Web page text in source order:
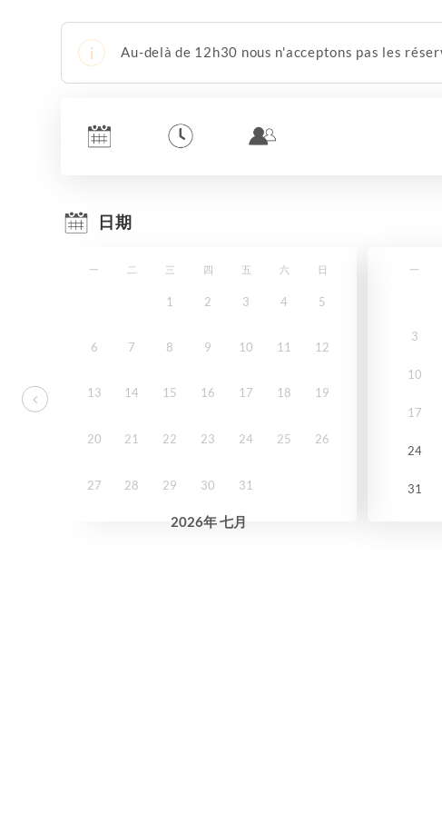
Au-delà de 12h30 nous n'acceptons pas les
日期
2026年七月
一 二 三 四 五 六 日
1 2 3 4 5
6 7 8 9 10 11 12
13 14 15 16 17 18 19
20 21 22 23 24 25 26
27 28 29 30 31
一
3
10
17
24
31